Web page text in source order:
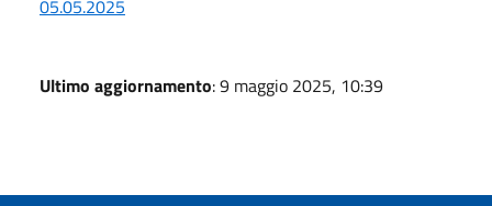
05.05.2025
Ultimo aggiornamento: 9 maggio 2025, 10:39